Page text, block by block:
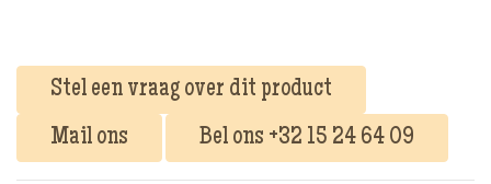
Stel een vraag over dit product
Mail ons
Bel ons +32 15 24 64 09